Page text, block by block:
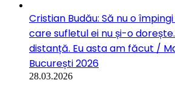
Cristian Budău: Să nu o
care sufletul ei nu și-o
distanță. Eu asta am făcut /
București 2026
28.03.2026